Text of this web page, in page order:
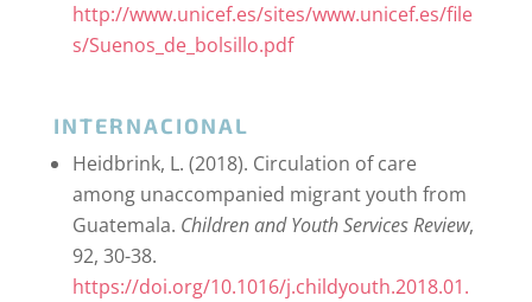
http://www.unicef.es/sites/www.unicef.es/file
s/Suenos_de_bolsillo.pdf
INTERNACIONAL
Heidbrink, L. (2018). Circulation of care
among unaccompanied migrant youth from
Guatemala. Children and Youth Services Review,
92, 30-38.
https://doi.org/10.1016/j.childyouth.2018.01.